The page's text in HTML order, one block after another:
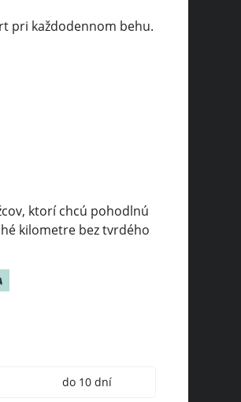
pri každodennom behu.
ktorí chcú pohodlnú
kilometre bez tvrdého
do 10 dní